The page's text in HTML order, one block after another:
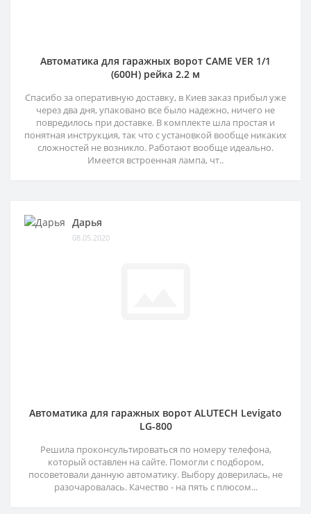
Автоматика для гаражных ворот CAME VER 1/1
(600H) рейка 2.2 м
Спасибо за оперативную доставку, в Киев заказ прибыл уже
через два дня, упаковано все было надежно, ничего не
повредилось при доставке. В комплекте шла простая и
понятная инструкция, так что с установкой вообще никаких
сложностей не возникло. Работают вообще идеально.
Имеется встроенная лампа, чт..
Дарья
08.05.2020
Автоматика для гаражных ворот ALUTECH Levigato
LG-800
Решила проконсультироваться по номеру телефона,
который оставлен на сайте. Помогли с подбором,
посоветовали данную автоматику. Выбору доверилась, не
разочаровалась. Качество - на пять с плюсом...